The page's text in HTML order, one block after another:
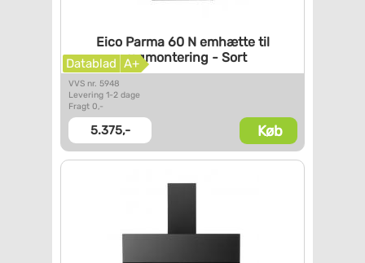
Eico Parma 60 N emhætte til
vægmontering - Sort
Datablad A+
VVS nr. 5948
Levering 1-2 dage
Fragt 0,-
5.375,- Køb